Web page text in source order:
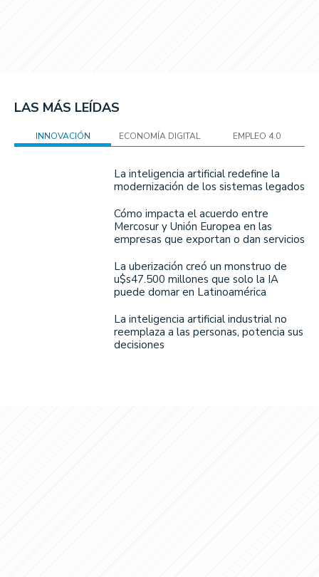
LAS MÁS LEÍDAS
INNOVACIÓN ECONOMÍA DIGITAL EMPLEO 4.0
La inteligencia artificial redefine la
modernización de los sistemas legados
Cómo impacta el acuerdo entre
Mercosur y Unión Europea en las
empresas que exportan o dan servicios
La uberización creó un monstruo de
u$s47.500 millones que solo la IA
puede domar en Latinoamérica
La inteligencia artificial industrial no
reemplaza a las personas, potencia sus
decisiones